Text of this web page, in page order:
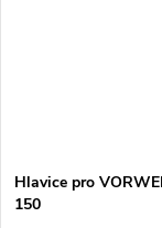
Hlavice pro
150